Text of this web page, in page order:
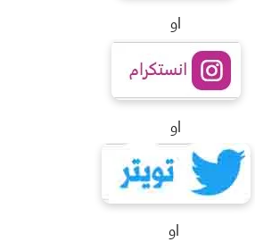
او
او
او